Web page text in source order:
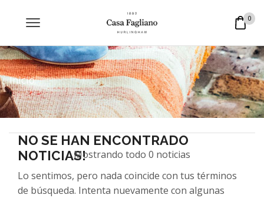
0
Inicio
NO SE HAN ENCONTRADO
NOTICIAS!
Lo sentimos, pero nada coincide con tus términos
de búsqueda. Intenta nuevamente con algunas
Mostrando todo 0 noticias